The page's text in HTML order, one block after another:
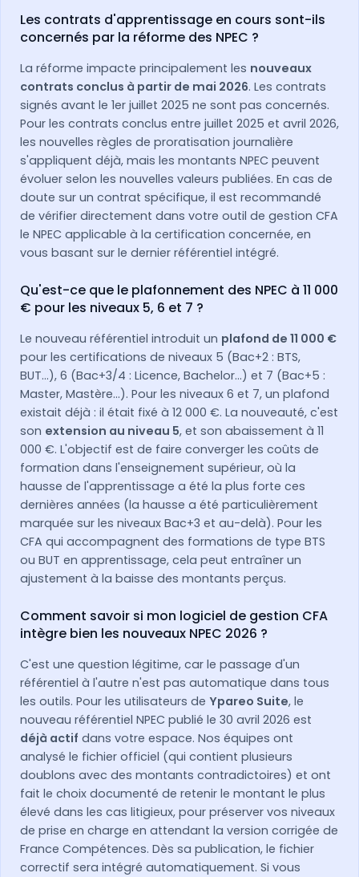
Les contrats d'apprentissage en cours sont-ils
concernés par la réforme des NPEC ?
La réforme impacte principalement les nouveaux
contrats conclus à partir de mai 2026. Les contrats
signés avant le 1er juillet 2025 ne sont pas concernés.
Pour les contrats conclus entre juillet 2025 et avril 2026,
les nouvelles règles de proratisation journalière
s'appliquent déjà, mais les montants NPEC peuvent
évoluer selon les nouvelles valeurs publiées. En cas de
doute sur un contrat spécifique, il est recommandé
de vérifier directement dans votre outil de gestion CFA
le NPEC applicable à la certification concernée, en
vous basant sur le dernier référentiel intégré.
Qu'est-ce que le plafonnement des NPEC à 11 000
€ pour les niveaux 5, 6 et 7 ?
Le nouveau référentiel introduit un plafond de 11 000 €
pour les certifications de niveaux 5 (Bac+2 : BTS,
BUT…), 6 (Bac+3/4 : Licence, Bachelor…) et 7 (Bac+5 :
Master, Mastère…). Pour les niveaux 6 et 7, un plafond
existait déjà : il était fixé à 12 000 €. La nouveauté, c'est
son extension au niveau 5, et son abaissement à 11
000 €. L'objectif est de faire converger les coûts de
formation dans l'enseignement supérieur, où la
hausse de l'apprentissage a été la plus forte ces
dernières années (la hausse a été particulièrement
marquée sur les niveaux Bac+3 et au-delà). Pour les
CFA qui accompagnent des formations de type BTS
ou BUT en apprentissage, cela peut entraîner un
ajustement à la baisse des montants perçus.
Comment savoir si mon logiciel de gestion CFA
intègre bien les nouveaux NPEC 2026 ?
C'est une question légitime, car le passage d'un
référentiel à l'autre n'est pas automatique dans tous
les outils. Pour les utilisateurs de Ypareo Suite, le
nouveau référentiel NPEC publié le 30 avril 2026 est
déjà actif dans votre espace. Nos équipes ont
analysé le fichier officiel (qui contient plusieurs
doublons avec des montants contradictoires) et ont
fait le choix documenté de retenir le montant le plus
élevé dans les cas litigieux, pour préserver vos niveaux
de prise en charge en attendant la version corrigée de
France Compétences. Dès sa publication, le fichier
correctif sera intégré automatiquement. Si vous